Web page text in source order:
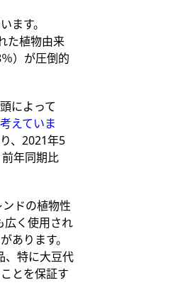
ます。
た植物由来
）が圧倒的
によって
えていま
、2021年5
年同期比
ドの植物性
広く使用され
あります。
、特に大豆代
とを保証す